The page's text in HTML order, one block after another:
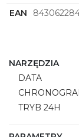
sportowym
EAN
NARZĘDZIA
DATA
TRYB 24H